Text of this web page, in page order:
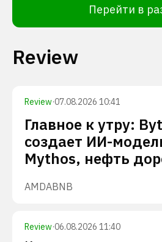
Перейти в
Review
Review·07.08.2026 10:41
Главное к утру:
создает ИИ-
Mythos, нефть
AMDABNB
Review·06.08.2026 11:40